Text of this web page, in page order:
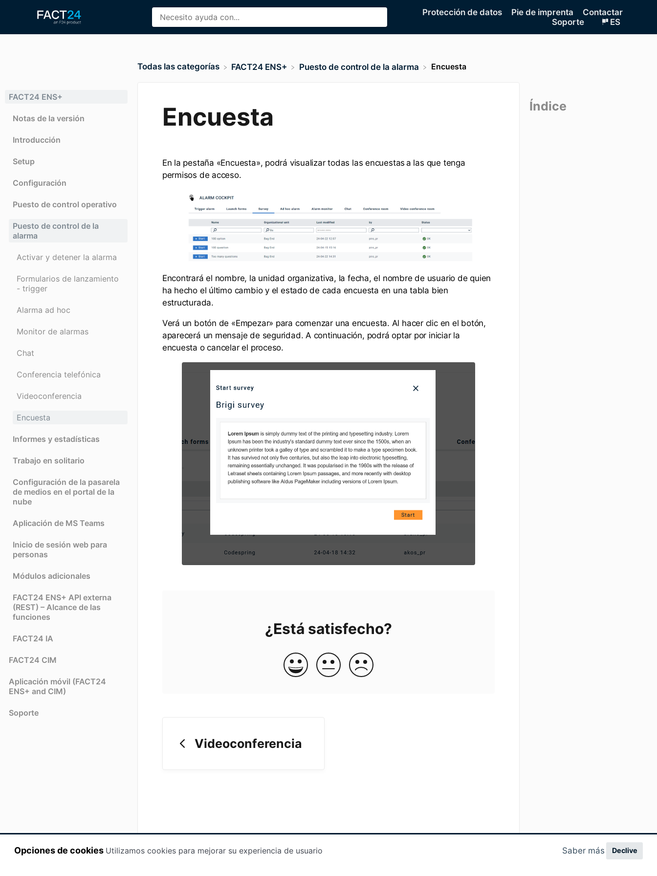
Opciones de cookies Utilizamos cookies para mejorar su experiencia de usuario Saber más Declive
Protección de datos Pie de imprenta
Contactar
Soporte
ES
FACT24 ENS+
Notas de la versión
Introducción
Setup
Configuración
Puesto de control operativo
Puesto de control de la
alarma
Activar y detener la alarma
Formularios de lanzamiento
- trigger
Alarma ad hoc
Monitor de alarmas
Chat
Conferencia telefónica
Videoconferencia
Encuesta
Informes y estadísticas
Trabajo en solitario
Configuración de la pasarela
de medios en el portal de la
nube
Aplicación de MS Teams
Inicio de sesión web para
personas
Módulos adicionales
FACT24 ENS+ API externa
(REST) – Alcance de las
funciones
FACT24 IA
FACT24 CIM
Aplicación móvil (FACT24
ENS+ and CIM)
Soporte
Índice
Todas las categorías ​FACT24 ENS+ ​Puesto de control de la alarma Encuesta
Encuesta
En la pestaña «Encuesta», podrá visualizar todas las encuestas a las que tenga
permisos de acceso.
Encontrará el nombre, la unidad organizativa, la fecha, el nombre de usuario de quien
ha hecho el último cambio y el estado de cada encuesta en una tabla bien
estructurada.
Verá un botón de «Empezar» para comenzar una encuesta. Al hacer clic en el botón,
aparecerá un mensaje de seguridad. A continuación, podrá optar por iniciar la
encuesta o cancelar el proceso.
¿Está satisfecho?
Videoconferencia